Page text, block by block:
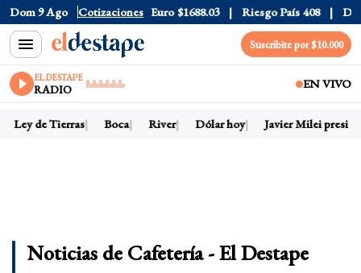
Dom 9 Ago Cotizaciones
Dólar CCL $1580.7 Euro $1688.03 Riesgo País 408 Dólar
Suscribite por $10.000
EL DESTAPE
RADIO EN VIVO
Ley de Tierras Boca River Dólar hoy Javier Milei
Noticias de Cafetería - El Destape